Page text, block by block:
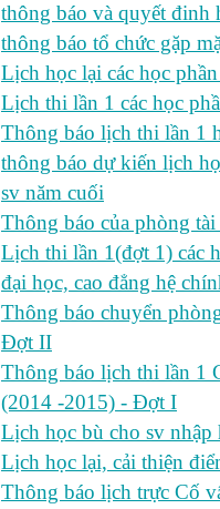
thông báo và quyết đinh
thông báo tổ chức gặp
Lịch học lại các học
Lịch thi lần 1 các học
Thông báo lịch thi lần 1
thông báo dự kiến lịch
sv năm cuối
Thông báo của phòng
Lịch thi lần 1(đợt 1) các
đại học, cao đẳng hệ
Thông báo chuyển
Đợt II
Thông báo lịch thi lần 1
(2014 -2015) - Đợt I
Lịch học bù cho sv
Lịch học lại, cải thiện
Thông báo lịch trực Cố